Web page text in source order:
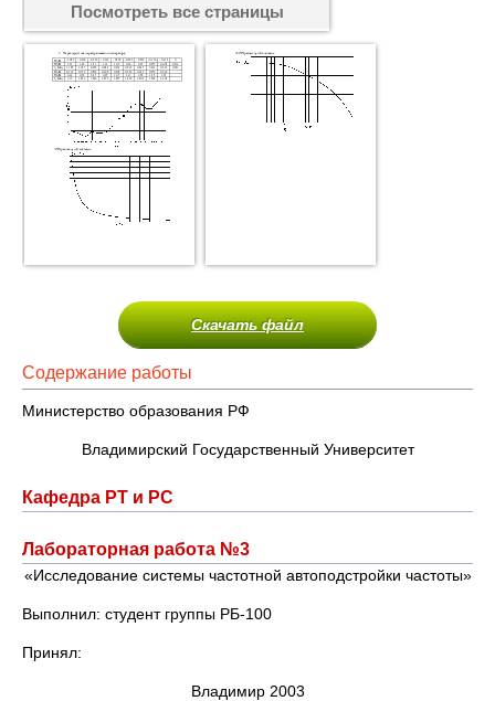
Посмотреть все страницы
Скачать файл
Содержание работы
Министерство образования РФ
Владимирский Государственный Университет
Кафедра РТ и РС
Лабораторная работа №3
«Исследование системы частотной автоподстройки частоты»
Выполнил: студент группы РБ-100
Принял:
Владимир 2003